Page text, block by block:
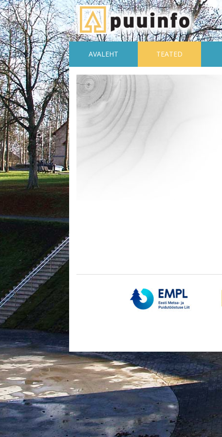
AVALEHT TEATED